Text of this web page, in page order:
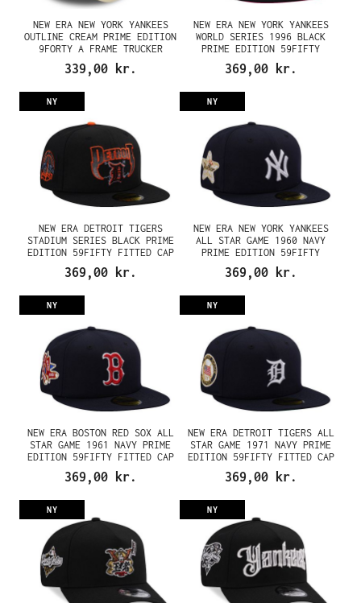
NEW ERA NEW YORK YANKEES
OUTLINE CREAM PRIME EDITION
9FORTY A FRAME TRUCKER
SNAPBACK CAP
339,00 kr.
NEW ERA NEW YORK YANKEES
WORLD SERIES 1996 BLACK
PRIME EDITION 59FIFTY
FITTED CAP
369,00 kr.
NY
NEW ERA DETROIT TIGERS
STADIUM SERIES BLACK PRIME
EDITION 59FIFTY FITTED CAP
369,00 kr.
NY
NEW ERA NEW YORK YANKEES
ALL STAR GAME 1960 NAVY
PRIME EDITION 59FIFTY
FITTED CAP
369,00 kr.
NY
NEW ERA BOSTON RED SOX ALL
STAR GAME 1961 NAVY PRIME
EDITION 59FIFTY FITTED CAP
369,00 kr.
NY
NEW ERA DETROIT TIGERS ALL
STAR GAME 1971 NAVY PRIME
EDITION 59FIFTY FITTED CAP
369,00 kr.
NY NY